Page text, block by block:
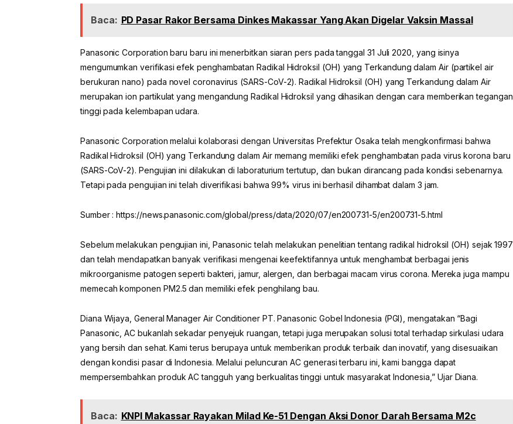
Baca: PD Pasar Rakor Bersama Dinkes Makassar Yang Akan Digelar Vaksin Massal
Panasonic Corporation baru baru ini menerbitkan siaran pers pada tanggal 31 Juli 2020, yang isinya
mengumumkan verifikasi efek penghambatan Radikal Hidroksil (OH) yang Terkandung dalam Air (partikel air
berukuran nano) pada novel coronavirus (SARS-CoV-2). Radikal Hidroksil (OH) yang Terkandung dalam Air
merupakan ion partikulat yang mengandung Radikal Hidroksil yang dihasikan dengan cara memberikan tegangan
tinggi pada kelembapan udara.
Panasonic Corporation melalui kolaborasi dengan Universitas Prefektur Osaka telah mengkonfirmasi bahwa
Radikal Hidroksil (OH) yang Terkandung dalam Air memang memiliki efek penghambatan pada virus korona baru
(SARS-CoV-2). Pengujian ini dilakukan di laboraturium tertutup, dan bukan dirancang pada kondisi sebenarnya.
Tetapi pada pengujian ini telah diverifikasi bahwa 99% virus ini berhasil dihambat dalam 3 jam.
Sumber : https://news.panasonic.com/global/press/data/2020/07/en200731-5/en200731-5.html
Sebelum melakukan pengujian ini, Panasonic telah melakukan penelitian tentang radikal hidroksil (OH) sejak 1997
dan telah mendapatkan banyak verifikasi mengenai keefektifannya untuk menghambat berbagai jenis
mikroorganisme patogen seperti bakteri, jamur, alergen, dan berbagai macam virus corona. Mereka juga mampu
memecah komponen PM2.5 dan memiliki efek penghilang bau.
Diana Wijaya, General Manager Air Conditioner PT. Panasonic Gobel Indonesia (PGI), mengatakan “Bagi
Panasonic, AC bukanlah sekadar penyejuk ruangan, tetapi juga merupakan solusi total terhadap sirkulasi udara
yang bersih dan sehat. Kami terus berupaya untuk memberikan produk terbaik dan inovatif, yang disesuaikan
dengan kondisi pasar di Indonesia. Melalui peluncuran AC generasi terbaru ini, kami bangga dapat
mempersembahkan produk AC tangguh yang berkualitas tinggi untuk masyarakat Indonesia,” Ujar Diana.
Baca: KNPI Makassar Rayakan Milad Ke-51 Dengan Aksi Donor Darah Bersama M2c